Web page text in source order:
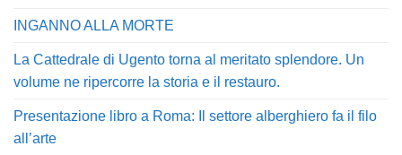
INGANNO ALLA MORTE
La Cattedrale di Ugento torna al meritato splendore. Un
volume ne ripercorre la storia e il restauro.
Presentazione libro a Roma: Il settore alberghiero fa il filo
all’arte